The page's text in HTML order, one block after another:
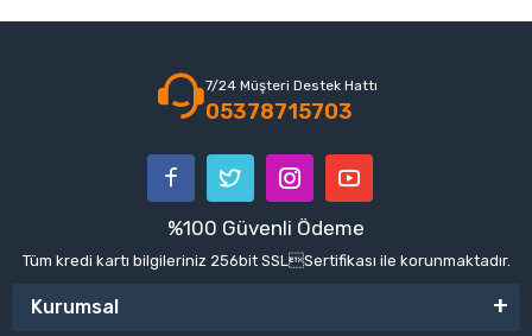
7/24 Müşteri Destek Hattı
05378715703
%100 Güvenli Ödeme
Tüm kredi kartı bilgileriniz 256bit SSLSertifikası ile korunmaktadır.
Kurumsal